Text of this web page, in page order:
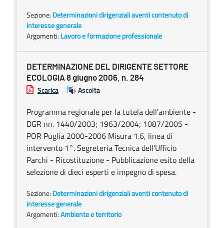
Sezione: Determinazioni dirigenziali aventi contenuto di
interesse generale
Argomenti: Lavoro e formazione professionale
DETERMINAZIONE DEL DIRIGENTE SETTORE
ECOLOGIA 8 giugno 2006, n. 284
Scarica Ascolta
Programma regionale per la tutela dell'ambiente -
DGR nn. 1440/2003; 1963/2004; 1087/2005 -
POR Puglia 2000-2006 Misura 1.6, linea di
intervento 1°. Segreteria Tecnica dell'Ufficio
Parchi - Ricostituzione - Pubblicazione esito della
selezione di dieci esperti e impegno di spesa.
Sezione: Determinazioni dirigenziali aventi contenuto di
interesse generale
Argomenti:Ambiente e territorio